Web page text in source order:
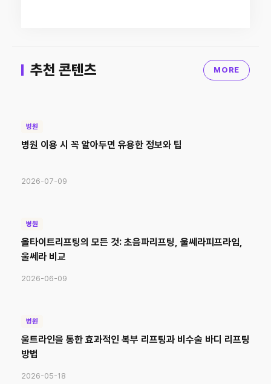
추천 콘텐츠 MORE
병원
병원 이용 시 꼭 알아두면 유용한 정보와 팁
2026-07-09
병원
올타이트리프팅의 모든 것: 초음파리프팅, 울쎄라피프라임,
울쎄라 비교
2026-06-09
병원
울트라인을 통한 효과적인 복부 리프팅과 비수술 바디 리프팅
방법
2026-05-18